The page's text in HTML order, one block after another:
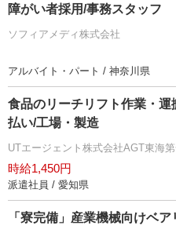
障がい者採用/事務スタッフ
ソフィアメディ株式会社
アルバイト・パート / 神奈川県
食品のリーチリフト作業・運
払い/工場・製造
UTエージェント株式会社AGT東海
時給1,450円
派遣社員 / 愛知県
「寮完備」産業機械向けベ